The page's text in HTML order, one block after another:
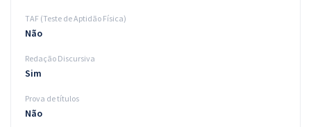
TAF (Teste de Aptidão Física)
Não
Redação Discursiva
Sim
Prova de títulos
Não